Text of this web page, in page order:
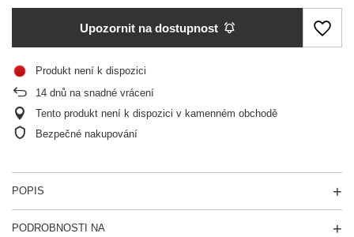
Upozornit na dostupnost
Produkt není k dispozici
14 dnů na snadné vrácení
Tento produkt není k dispozici v kamenném obchodě
Bezpečné nakupování
POPIS
PODROBNOSTI NA